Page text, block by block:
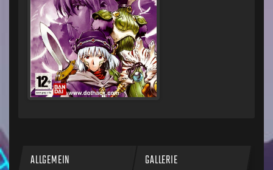
ALLGEMEIN
GALLERIE